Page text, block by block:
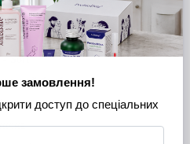
- Soft
бамбук